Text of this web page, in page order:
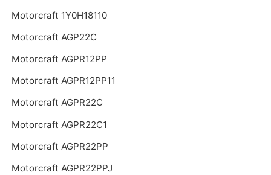
Motorcraft 1Y0H18110
Motorcraft AGP22C
Motorcraft AGPR12PP
Motorcraft AGPR12PP11
Motorcraft AGPR22C
Motorcraft AGPR22C1
Motorcraft AGPR22PP
Motorcraft AGPR22PPJ